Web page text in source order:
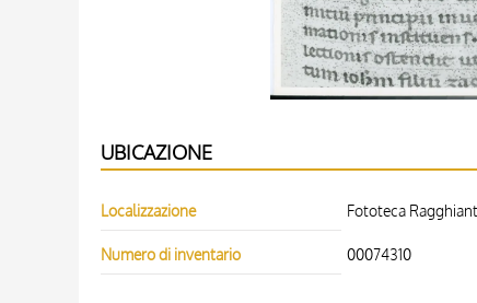
UBICAZIONE
Localizzazione Fototeca
Numero di inventario 00074310